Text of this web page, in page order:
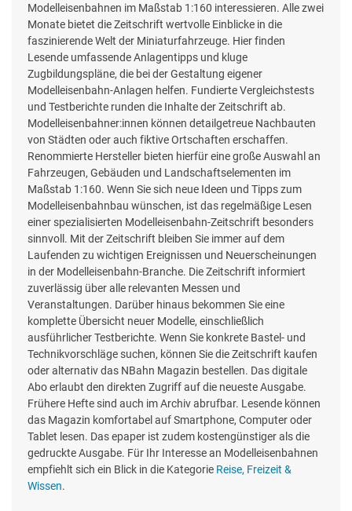
Modelleisenbahnen im Maßstab 1:160 interessieren. Alle zwei
Monate bietet die Zeitschrift wertvolle Einblicke in die
faszinierende Welt der Miniaturfahrzeuge. Hier finden
Lesende umfassende Anlagentipps und kluge
Zugbildungspläne, die bei der Gestaltung eigener
Modelleisenbahn-Anlagen helfen. Fundierte Vergleichstests
und Testberichte runden die Inhalte der Zeitschrift ab.
Modelleisenbahner:innen können detailgetreue Nachbauten
von Städten oder auch fiktive Ortschaften erschaffen.
Renommierte Hersteller bieten hierfür eine große Auswahl an
Fahrzeugen, Gebäuden und Landschaftselementen im
Maßstab 1:160. Wenn Sie sich neue Ideen und Tipps zum
Modelleisenbahnbau wünschen, ist das regelmäßige Lesen
einer spezialisierten Modelleisenbahn-Zeitschrift besonders
sinnvoll. Mit der Zeitschrift bleiben Sie immer auf dem
Laufenden zu wichtigen Ereignissen und Neuerscheinungen
in der Modelleisenbahn-Branche. Die Zeitschrift informiert
zuverlässig über alle relevanten Messen und
Veranstaltungen. Darüber hinaus bekommen Sie eine
komplette Übersicht neuer Modelle, einschließlich
ausführlicher Testberichte. Wenn Sie konkrete Bastel- und
Technikvorschläge suchen, können Sie die Zeitschrift kaufen
oder alternativ das NBahn Magazin bestellen. Das digitale
Abo erlaubt den direkten Zugriff auf die neueste Ausgabe.
Frühere Hefte sind auch im Archiv abrufbar. Lesende können
das Magazin komfortabel auf Smartphone, Computer oder
Tablet lesen. Das epaper ist zudem kostengünstiger als die
gedruckte Ausgabe. Für Ihr Interesse an Modelleisenbahnen
empfiehlt sich ein Blick in die Kategorie Reise, Freizeit &
Wissen.